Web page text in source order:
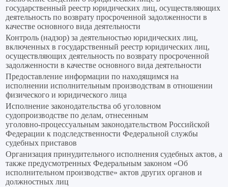
государственный реестр юридических лиц, осуществляющих
деятельность по возврату просроченной задолженности в
качестве основного вида деятельности
Контроль (надзор) за деятельностью юридических лиц,
включенных в государственный реестр юридических лиц,
осуществляющих деятельность по возврату просроченной
задолженности в качестве основного вида деятельности
Предоставление информации по находящимся на
исполнении исполнительным производствам в отношении
физического и юридического лица
Исполнение законодательства об уголовном
судопроизводстве по делам, отнесенным
уголовно‑процессуальным законодательством Российской
Федерации к подследственности Федеральной службы
судебных приставов
Организация принудительного исполнения судебных актов, а
также предусмотренных Федеральным законом «Об
исполнительном производстве» актов других органов и
должностных лиц